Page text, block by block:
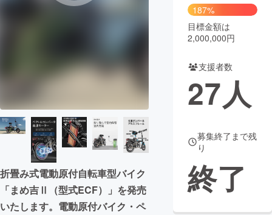
CAMPFIRE for Social Good CAMPFIRE Creation
コミュニティ
折畳み式電動原付自転車型バイク
「まめ吉Ⅱ（型式ECF）」を発売
いたします。電動原付バイク・ペ
187%
目標金額は
2,000,000円
支援者数
27人
募集終了まで残
り
終了